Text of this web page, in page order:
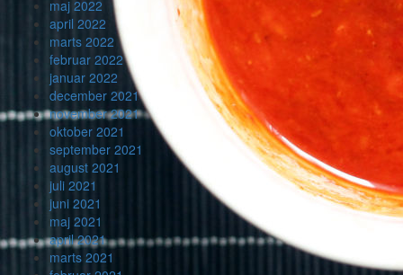
maj 2022
april 2022
marts 2022
februar 2022
januar 2022
december 2021
november 2021
oktober 2021
september 2021
august 2021
juli 2021
juni 2021
maj 2021
april 2021
marts 2021